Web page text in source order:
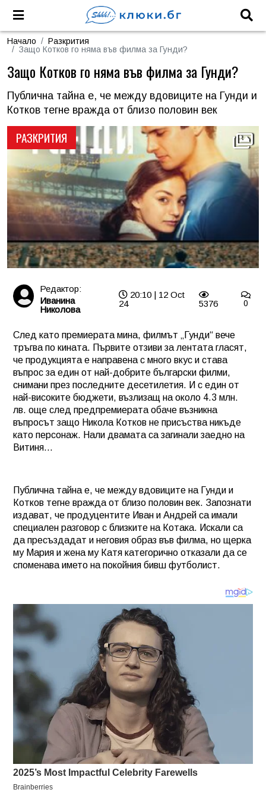
Начало
Разкрития
Защо Котков го няма във филма за Гунди?
РАЗКРИТИЯ
Защо Котков го няма във филма за Гунди?
Публична тайна е, че между вдовиците на Гунди и
Котков тегне вражда от близо половин век
Редактор:
Иванина
Николова
20:10 | 12 Oct
24
5376 0
След като премиерата мина, филмът „Гунди“ вече
тръгва по кината. Първите отзиви за лентата гласят,
че продукцията е направена с много вкус и става
въпрос за един от най-добрите български филми,
снимани през последните десетилетия. И с един от
най-високите бюджети, възлизащ на около 4.3 млн.
лв. още след предпремиерата обаче възникна
въпросът защо Никола Котков не присъства никъде
като персонаж. Нали двамата са загинали заедно на
Витиня…
Публична тайна е, че между вдовиците на Гунди и
Котков тегне вражда от близо половин век. Запознати
издават, че продуцентите Иван и Андрей са имали
специален разговор с близките на Котака. Искали са
да пресъздадат и неговия образ във филма, но щерка
му Мария и жена му Катя категорично отказали да се
споменава името на покойния бивш футболист.